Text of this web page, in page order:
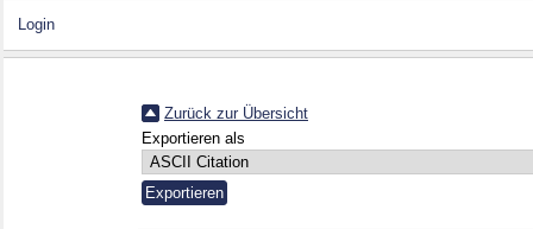
Login
Zurück zur Übersicht
Exportieren als